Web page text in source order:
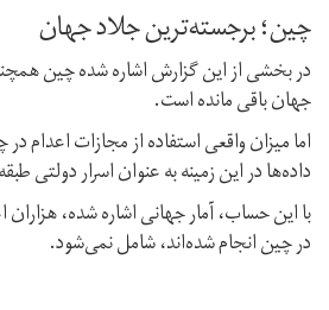
چین؛ برجسته‌ترین جلاد جهان
در بخشی از این گزارش اشاره شده چین
جهان باقی مانده است.
اما میزان واقعی استفاده از مجازات اعدام
داده‌ها در این زمینه به عنوان اسرار دولتی
با این حساب، آمار جهانی اشاره شده،
در چین انجام شده‌اند، شامل نمی‌شود.